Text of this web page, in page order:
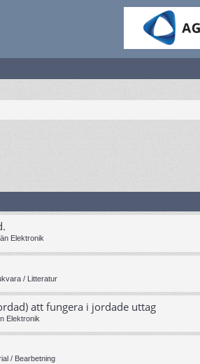
Elektronik
/ Litteratur
att fungera i jordade uttag
Elektronik
/ Bearbetning